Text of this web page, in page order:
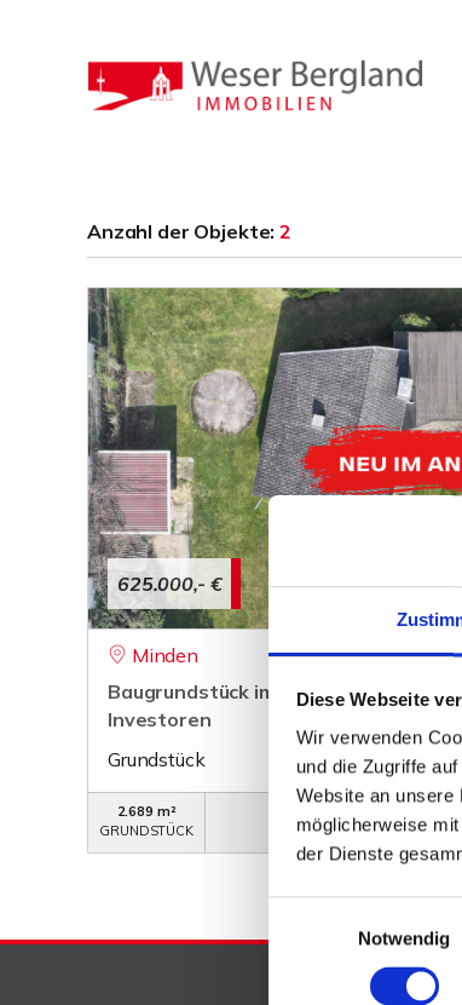
Diese Webseite
Wir verwenden
und die Zugriffe
Website an unsere
möglicherweise
der Dienste
Notwendig
Anzahl der Objekte:2
625.000,- €
Minden
Baugrundstück im II. Innenstadtring -
Investoren
Grundstück
2.689 m²
GRUNDSTÜCK
OBJEKTNUMMER